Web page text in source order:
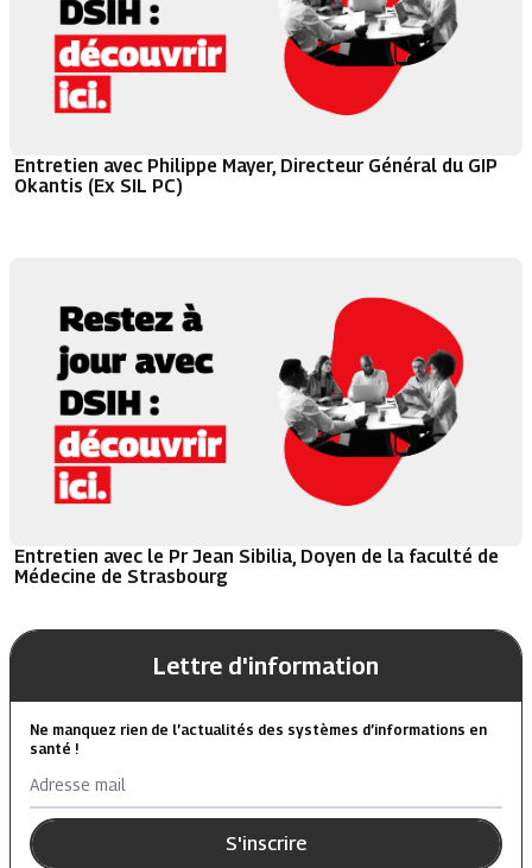
Entretien avec Philippe Mayer, Directeur Général du GIP
Okantis (Ex SIL PC)
Entretien avec le Pr Jean Sibilia, Doyen de la faculté de
Médecine de Strasbourg
Lettre d'information
Ne manquez rien de l’actualités des systèmes d’informations en
santé !
Adresse mail
S'inscrire